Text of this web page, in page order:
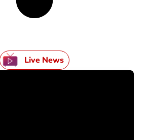
Live News